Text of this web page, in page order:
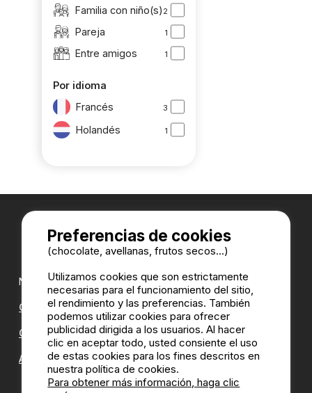
Familia con niño(s) 2
Pareja 1
Entre amigos 1
Por idioma
Francés
3
Holandés 1
Nuestros partners:
CampingDirect
CampingStreetView
ANUARIO DE LOS CAMPINGS
Preferencias de cookies
(chocolate, avellanas, frutos secos...)
Utilizamos cookies que son estrictamente
necesarias para el funcionamiento del sitio,
el rendimiento y las preferencias. También
podemos utilizar cookies para ofrecer
publicidad dirigida a los usuarios. Al hacer
clic en aceptar todo, usted consiente el uso
de estas cookies para los fines descritos en
nuestra política de cookies.
Para obtener más información, haga clic